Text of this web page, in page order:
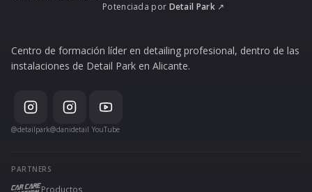
Potenciada por Detail Park↗
Centro de formación líder en detailing profesional, dentro de las
instalaciones de Detail Park en Alicante.
@detailpark@danidetail YouTube
PARTNERS